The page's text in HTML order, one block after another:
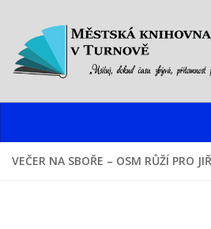
Knihovna
VEČER NA SBOŘE – OSM RŮŽÍ PRO